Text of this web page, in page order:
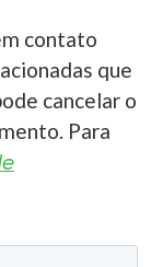
contato
que
cancelar o
Para